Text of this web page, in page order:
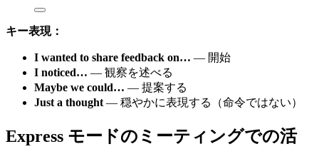
キー表現：
I wanted to share feedback on… — 開始
I noticed… — 観察を述べる
Maybe we could… — 提案する
Just a thought— 穏やかに表現する（命令ではない）
Express モードのミーティングでの活